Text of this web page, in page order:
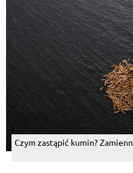
Czym zastąpić kumin?